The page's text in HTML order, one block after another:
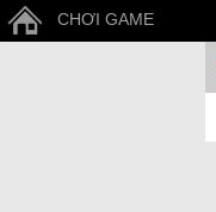
CHƠI GAME